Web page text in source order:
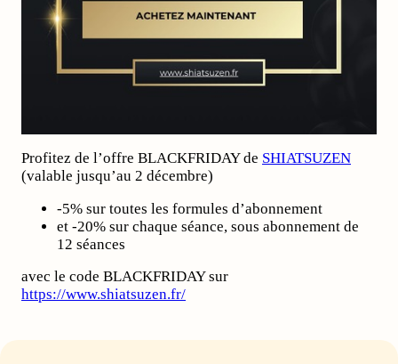
Profitez de l’offre BLACKFRIDAY de SHIATSUZEN
(valable jusqu’au 2 décembre)
-5% sur toutes les formules d’abonnement
et -20% sur chaque séance, sous abonnement de
12 séances
avec le code BLACKFRIDAY sur
https://www.shiatsuzen.fr/